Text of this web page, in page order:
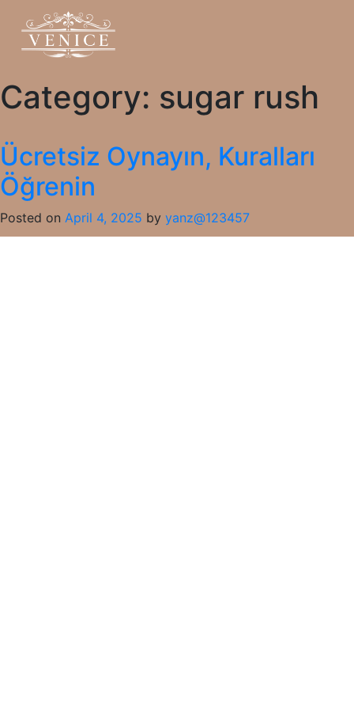
Category: sugar rush
Ücretsiz Oynayın, Kuralları
Öğrenin
Posted on April 4, 2025 by yanz@123457